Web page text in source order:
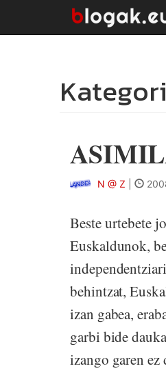
N @ Z
Beste urtebete
Euskaldunok,
behintzat,
izan gabea,
garbi bide
izango garen ez